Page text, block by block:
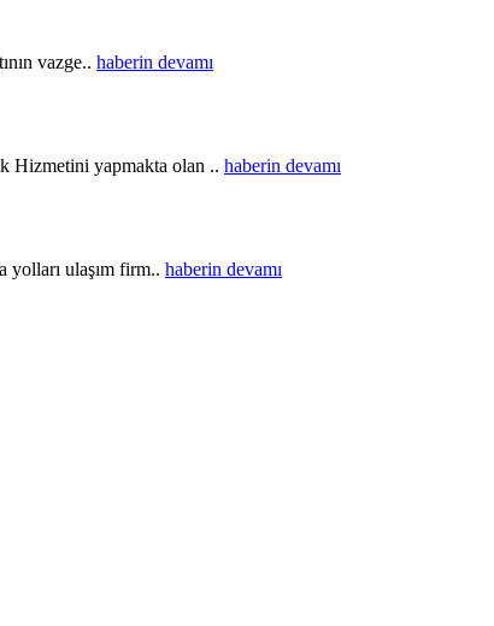
vazge.. haberin devamı
yapmakta olan .. haberin devamı
ulaşım firm.. haberin devamı